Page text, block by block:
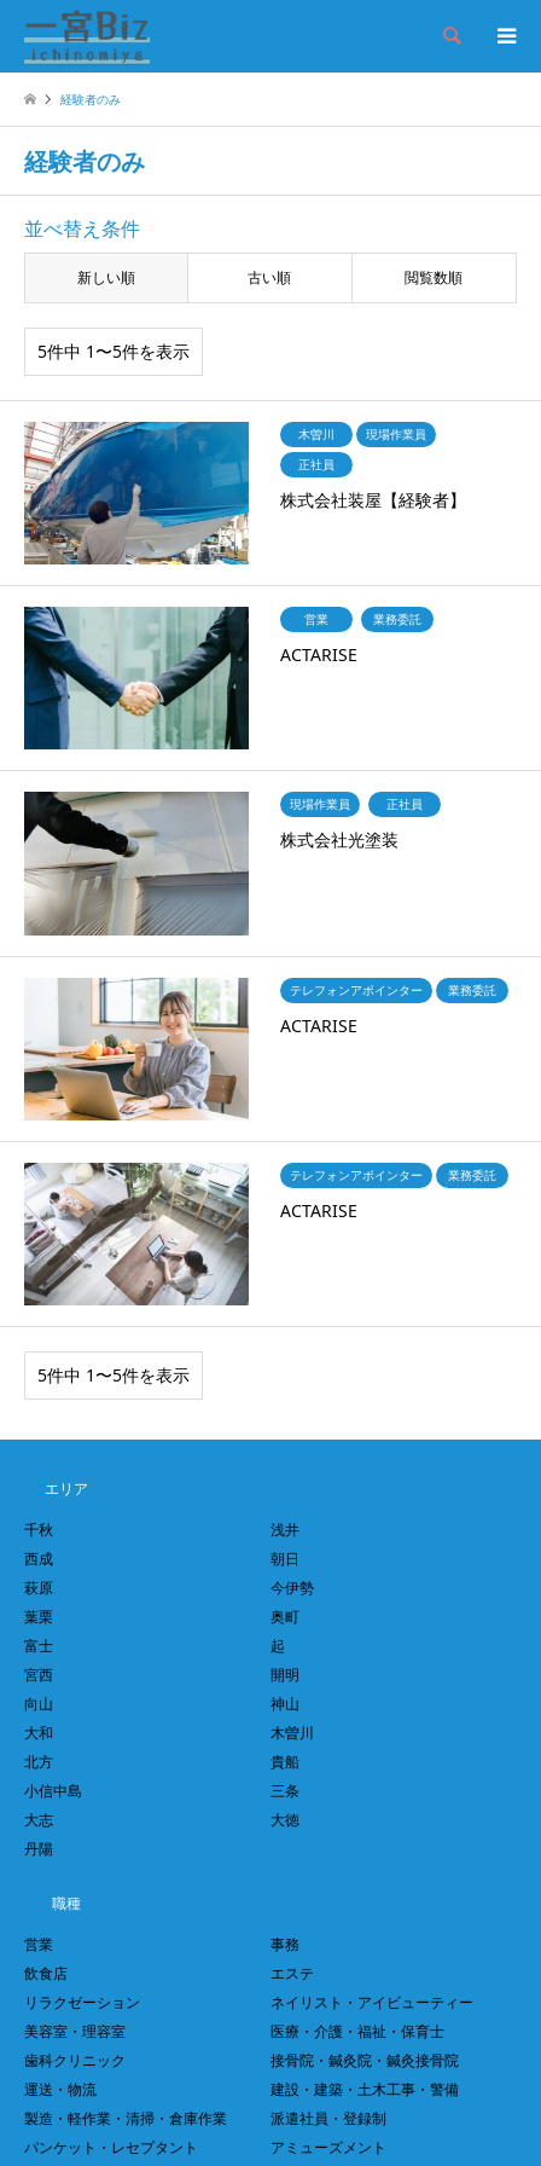
検索
経験者のみ
経験者のみ
並べ替え条件
新しい順 古い順 閲覧数順
5件中 1〜5件を表示
木曽川
現場作業員
正社員
株式会社装屋【経験者】
営業 業務委託
ACTARISE
現場作業員 正社員
株式会社光塗装
テレフォンアポインター 業務委託
ACTARISE
テレフォンアポインター 業務委託
ACTARISE
5件中 1〜5件を表示
エリア
千秋
浅井
西成
朝日
萩原
今伊勢
葉栗
奥町
富士
起
宮西
開明
向山
神山
大和
木曽川
北方
貴船
小信中島
三条
大志
大徳
丹陽
職種
営業
事務
飲食店
エステ
リラクゼーション
ネイリスト・アイビューティー
美容室・理容室
医療・介護・福祉・保育士
歯科クリニック
接骨院・鍼灸院・鍼灸接骨院
運送・物流
建設・建築・土木工事・警備
製造・軽作業・清掃・倉庫作業
派遣社員・登録制
パンケット・レセプタント
アミューズメント